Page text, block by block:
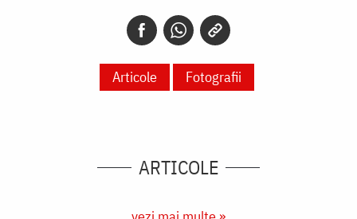
Articole Fotografii
ARTICOLE